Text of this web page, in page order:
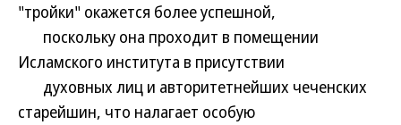
"тройки" окажется более успешной,
поскольку она проходит в помещении
Исламского института в присутствии
духовных лиц и авторитетнейших чеченских
старейшин, что налагает особую